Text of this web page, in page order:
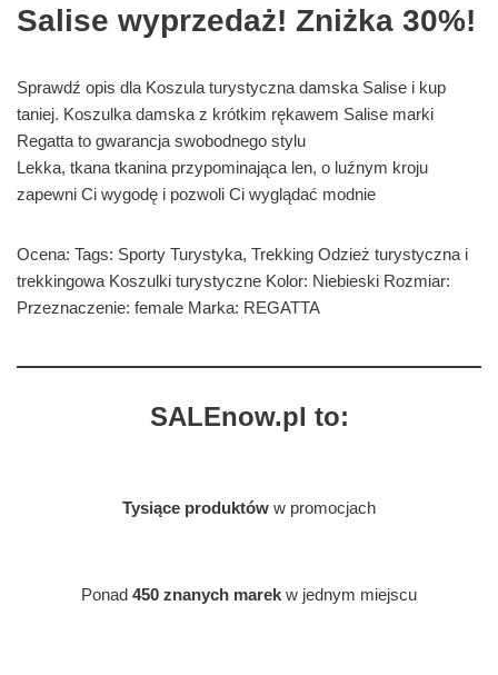
Salise wyprzedaż! Zniżka 30%!
Sprawdź opis dla Koszula turystyczna damska Salise i kup
taniej. Koszulka damska z krótkim rękawem Salise marki
Regatta to gwarancja swobodnego stylu
Lekka, tkana tkanina przypominająca len, o luźnym kroju
zapewni Ci wygodę i pozwoli Ci wyglądać modnie
Ocena: Tags: Sporty Turystyka, Trekking Odzież turystyczna i
trekkingowa Koszulki turystyczne Kolor: Niebieski Rozmiar:
Przeznaczenie: female Marka: REGATTA
SALEnow.pl to:
Tysiące produktów w promocjach
Ponad 450 znanych marek w jednym miejscu